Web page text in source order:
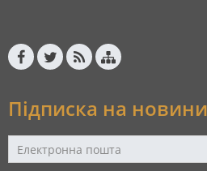
Підписка на новини